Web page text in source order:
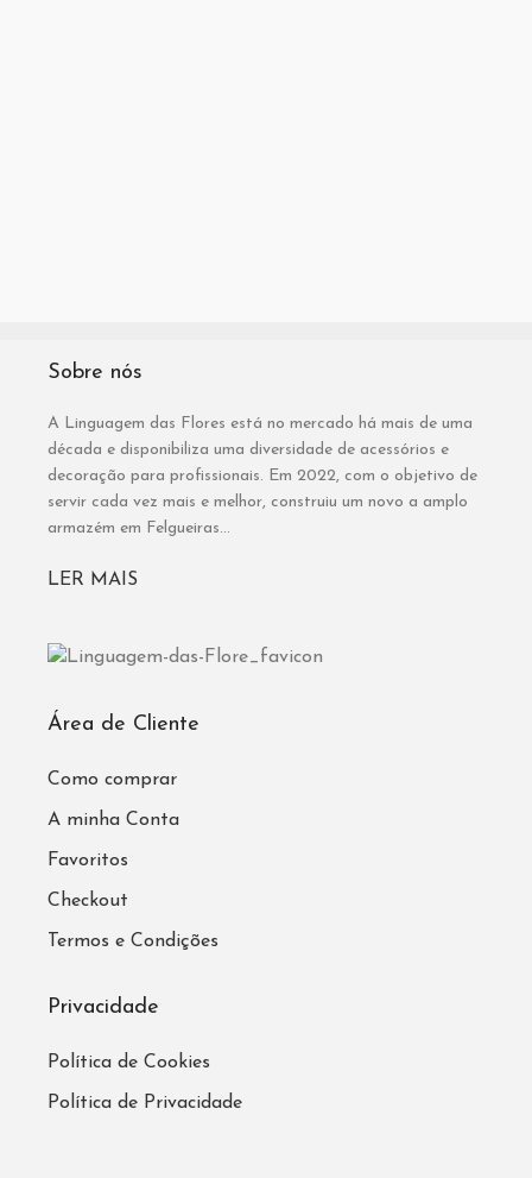
Sobre nós
A Linguagem das Flores está no mercado há mais de uma
década e disponibiliza uma diversidade de acessórios e
decoração para profissionais. Em 2022, com o objetivo de
servir cada vez mais e melhor, construiu um novo a amplo
armazém em Felgueiras...
LER MAIS
Área de Cliente
Como comprar
A minha Conta
Favoritos
Checkout
Termos e Condições
Privacidade
Política de Cookies
Política de Privacidade